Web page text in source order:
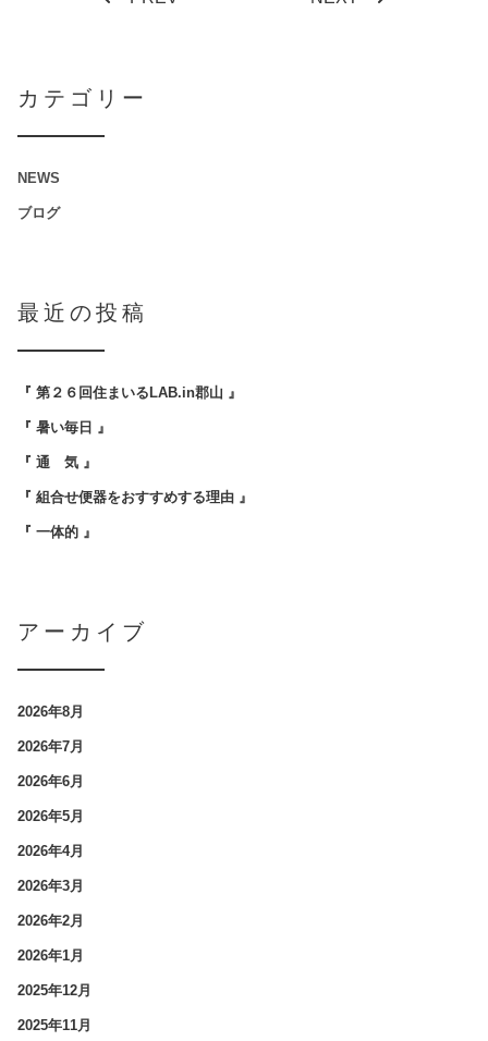
カテゴリー
NEWS
ブログ
最近の投稿
『 第２６回住まいるLAB.in郡山 』
『 暑い毎日 』
『 通 気 』
『 組合せ便器をおすすめする理由 』
『 一体的 』
アーカイブ
2026年8月
2026年7月
2026年6月
2026年5月
2026年4月
2026年3月
2026年2月
2026年1月
2025年12月
2025年11月